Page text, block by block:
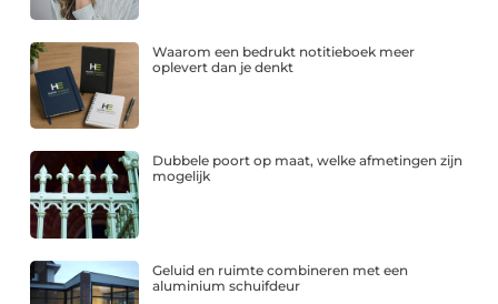
Waarom een bedrukt notitieboek meer
oplevert dan je denkt
Dubbele poort op maat, welke afmetingen zijn
mogelijk
Geluid en ruimte combineren met een
aluminium schuifdeur